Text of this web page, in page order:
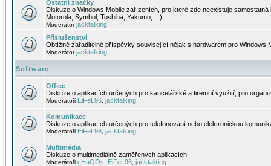
Ostatní značky
Diskuze o Windows Mobile zařízeních, pro které zde neexistuje
Motorola, Symbol, Toshiba, Yakumo, ...).
Moderátorjacktalking
Příslušenství
Obtížně zařaditelné příspěvky související nějak s hardwarem pro Windows
Moderátorjacktalking
Software
Office
Diskuze o aplikacích určených pro kancelářské a firemní využití, pro
Moderátoři EiFeL96 jacktalking
Komunikace
Diskuze o aplikacích určených pro telefonování nebo elektronickou
Moderátoři EiFeL96 jacktalking
Multimédia
Diskuze o multimediálně zaměřených aplikacích.
Moderátoři cHaOOs EiFeL96 jacktalking